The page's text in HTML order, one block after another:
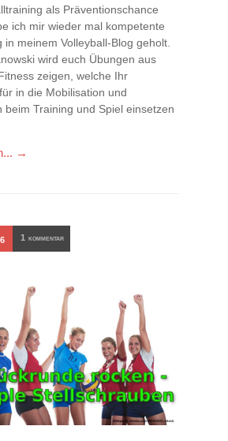
als Präventionschance
ich mir wieder mal kompetente
in meinem Volleyball-Blog geholt.
wird euch Übungen aus
zeigen, welche Ihr
in die Mobilisation und
beim Training und Spiel einsetzen
→
1 KOMMENTAR